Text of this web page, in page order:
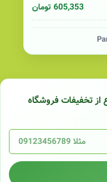
605,353 تومان
تخفیفات فروشگاه